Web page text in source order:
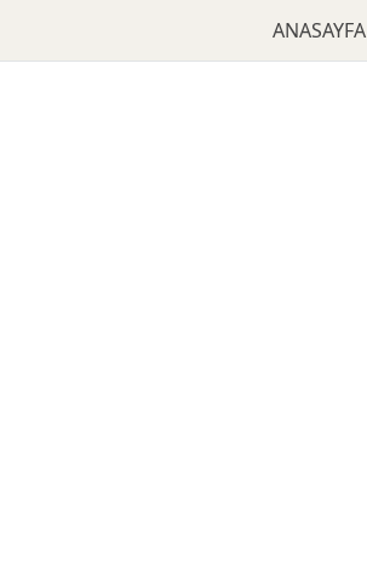
ANASAYFA